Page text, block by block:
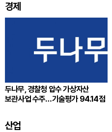
경제
두나무, 경찰청 압수 가상자산
보관사업 수주…기술평가 94.14점
산업